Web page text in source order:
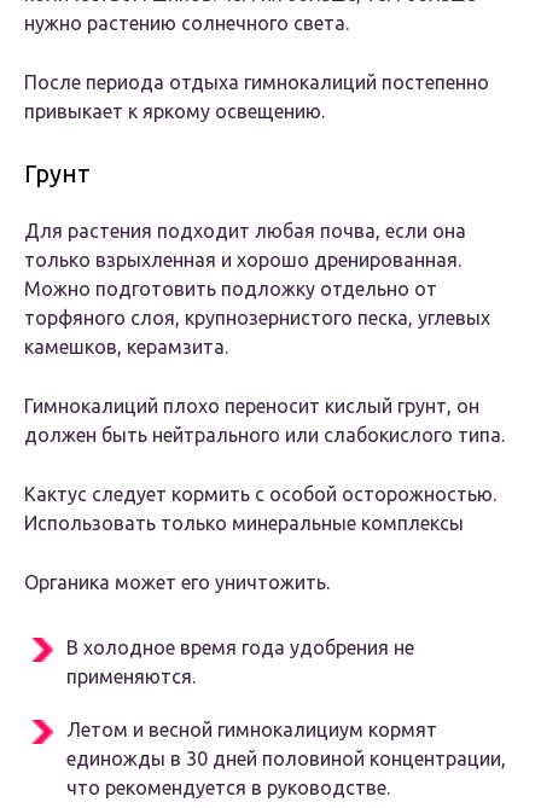
нужно растению солнечного света.
После периода отдыха гимнокалиций постепенно
привыкает к яркому освещению.
Грунт
Для растения подходит любая почва, если она
только взрыхленная и хорошо дренированная.
Можно подготовить подложку отдельно от
торфяного слоя, крупнозернистого песка, углевых
камешков, керамзита.
Гимнокалиций плохо переносит кислый грунт, он
должен быть нейтрального или слабокислого типа.
Кактус следует кормить с особой осторожностью.
Использовать только минеральные комплексы
Органика может его уничтожить.
В холодное время года удобрения не
применяются.
Летом и весной гимнокалициум кормят
единожды в 30 дней половиной концентрации,
что рекомендуется в руководстве.